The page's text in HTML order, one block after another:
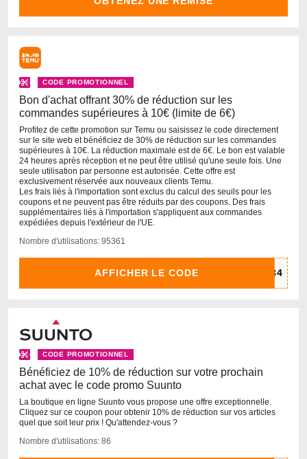
CODE PROMOTIONNEL
Bon d'achat offrant 30% de réduction sur les
commandes supérieures à 10€ (limite de 6€)
Profitez de cette promotion sur Temu ou saisissez le code directement
sur le site web et bénéficiez de 30% de réduction sur les commandes
supérieures à 10€. La réduction maximale est de 6€. Le bon est valable
24 heures après réception et ne peut être utilisé qu'une seule fois. Une
seule utilisation par personne est autorisée. Cette offre est
exclusivement réservée aux nouveaux clients Temu.
Les frais liés à l'importation sont exclus du calcul des seuils pour les
coupons et ne peuvent pas être réduits par des coupons. Des frais
supplémentaires liés à l'importation s'appliquent aux commandes
expédiées depuis l'extérieur de l'UE.
Nombre d'utilisations: 95361
AFFICHER LE CODE
CODE PROMOTIONNEL
Bénéficiez de 10% de réduction sur votre prochain
achat avec le code promo Suunto
La boutique en ligne Suunto vous propose une offre exceptionnelle.
Cliquez sur ce coupon pour obtenir 10% de réduction sur vos articles
quel que soit leur prix ! Qu'attendez-vous ?
Nombre d'utilisations: 86